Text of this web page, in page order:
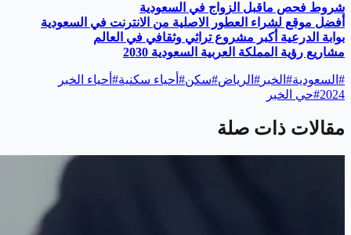
شروط فحص ماقبل الزواج في السعودية
أفضل موقع لشراء العطور الاصلية من الانترنت في السعودية
بوابة الدرعية أكبر مشروع تراثي وثقافي في العالم
مشاريع رؤية المملكة العربية السعودية 2030
# السعودية# الخبر # الرياض#سكن# أحياء سكنية# أحياء الخبر
2024
#حي الخبر
مقالات ذات صلة